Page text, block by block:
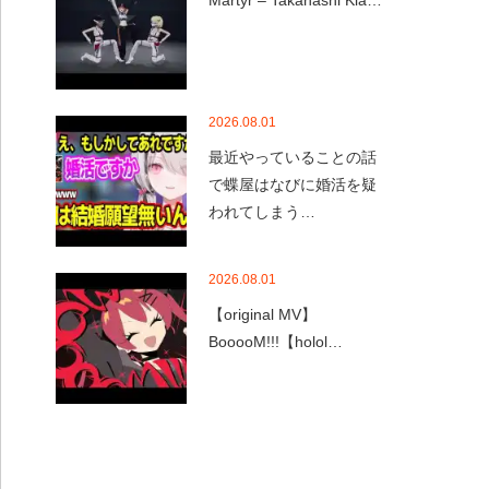
2026.08.01
最近やっていることの話
で蝶屋はなびに婚活を疑
われてしまう…
2026.08.01
【original MV】
BooooM!!!【holol…